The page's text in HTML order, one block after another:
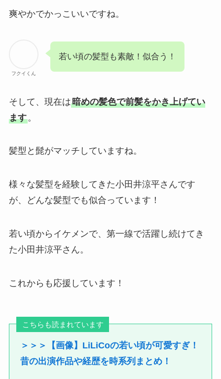
爽やかでかっこいいですね。
フクイくん
若い頃の髪型も素敵！似合う！
そして、現在は暗めの髪色で前髪をかき上げてい
ます。
髪型と髭がマッチしていますね。
様々な髪型を経験してきた小田井涼平さんです
が、どんな髪型でも似合っています！
若い頃からイケメンで、第一線で活躍し続けてき
た小田井涼平さん。
これからも応援しています！
こちらも読まれています
＞＞＞【画像】LiLiCoの若い頃が可愛すぎ！
昔の出演作品や経歴を時系列まとめ！